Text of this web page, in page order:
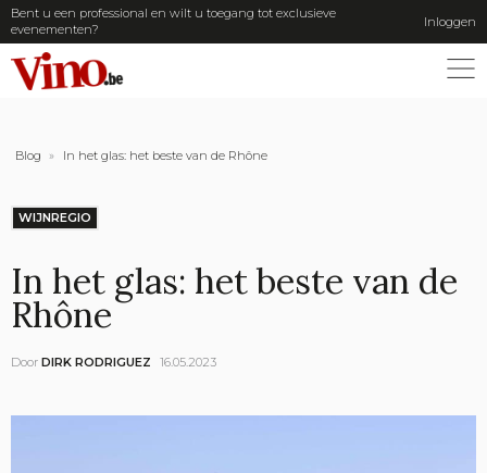
Bent u een professional en wilt u toegang tot exclusieve
evenementen?
Inloggen
Blog » In het glas: het beste van de Rhône
WIJNREGIO
In het glas: het beste van de
Rhône
Door DIRK RODRIGUEZ 16.05.2023